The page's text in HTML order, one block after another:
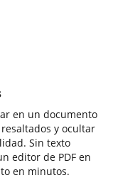
en un documento
y ocultar
Sin texto
editor de PDF en
en minutos.